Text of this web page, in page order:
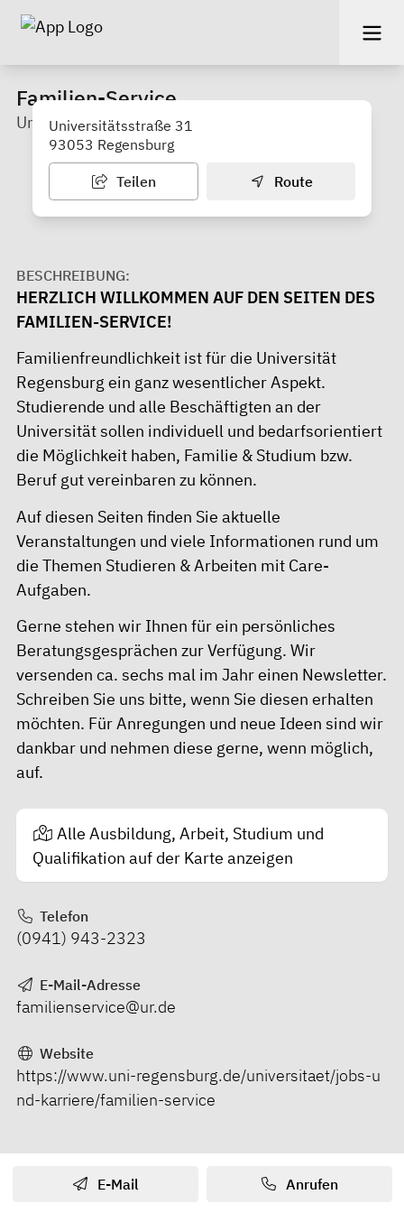
Familien-Service
Universität Regensburg
Universitätsstraße 31
93053 Regensburg
Teilen Route
BESCHREIBUNG:
HERZLICH WILLKOMMEN AUF DEN SEITEN DES
FAMILIEN-SERVICE!
Familienfreundlichkeit ist für die Universität
Regensburg ein ganz wesentlicher Aspekt.
Studierende und alle Beschäftigten an der
Universität sollen individuell und bedarfsorientiert
die Möglichkeit haben, Familie & Studium bzw.
Beruf gut vereinbaren zu können.
Auf diesen Seiten finden Sie aktuelle
Veranstaltungen und viele Informationen rund um
die Themen Studieren & Arbeiten mit Care-
Aufgaben.
Gerne stehen wir Ihnen für ein persönliches
Beratungsgesprächen zur Verfügung. Wir
versenden ca. sechs mal im Jahr einen Newsletter.
Schreiben Sie uns bitte, wenn Sie diesen erhalten
möchten. Für Anregungen und neue Ideen sind wir
dankbar und nehmen diese gerne, wenn möglich,
auf.
Alle Ausbildung, Arbeit, Studium und
Qualifikation auf der Karte anzeigen
Telefon
(0941) 943-2323
E-Mail-Adresse
familienservice@ur.de
Website
https://www.uni-regensburg.de/universitaet/jobs-u
nd-karriere/familien-service
E-Mail Anrufen